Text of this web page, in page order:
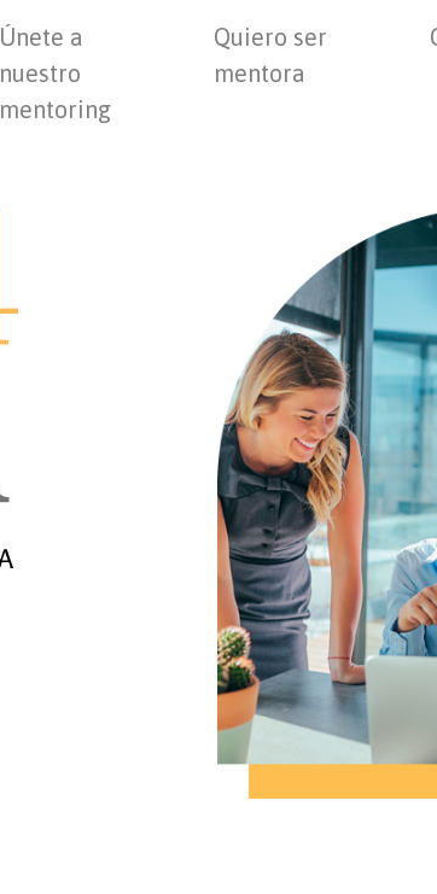
Únete a
nuestro
mentoring
Quiero ser
mentora